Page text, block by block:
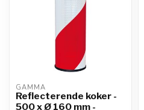
GAMMA
Reflecterende koker -
500 x Ø 160 mm -